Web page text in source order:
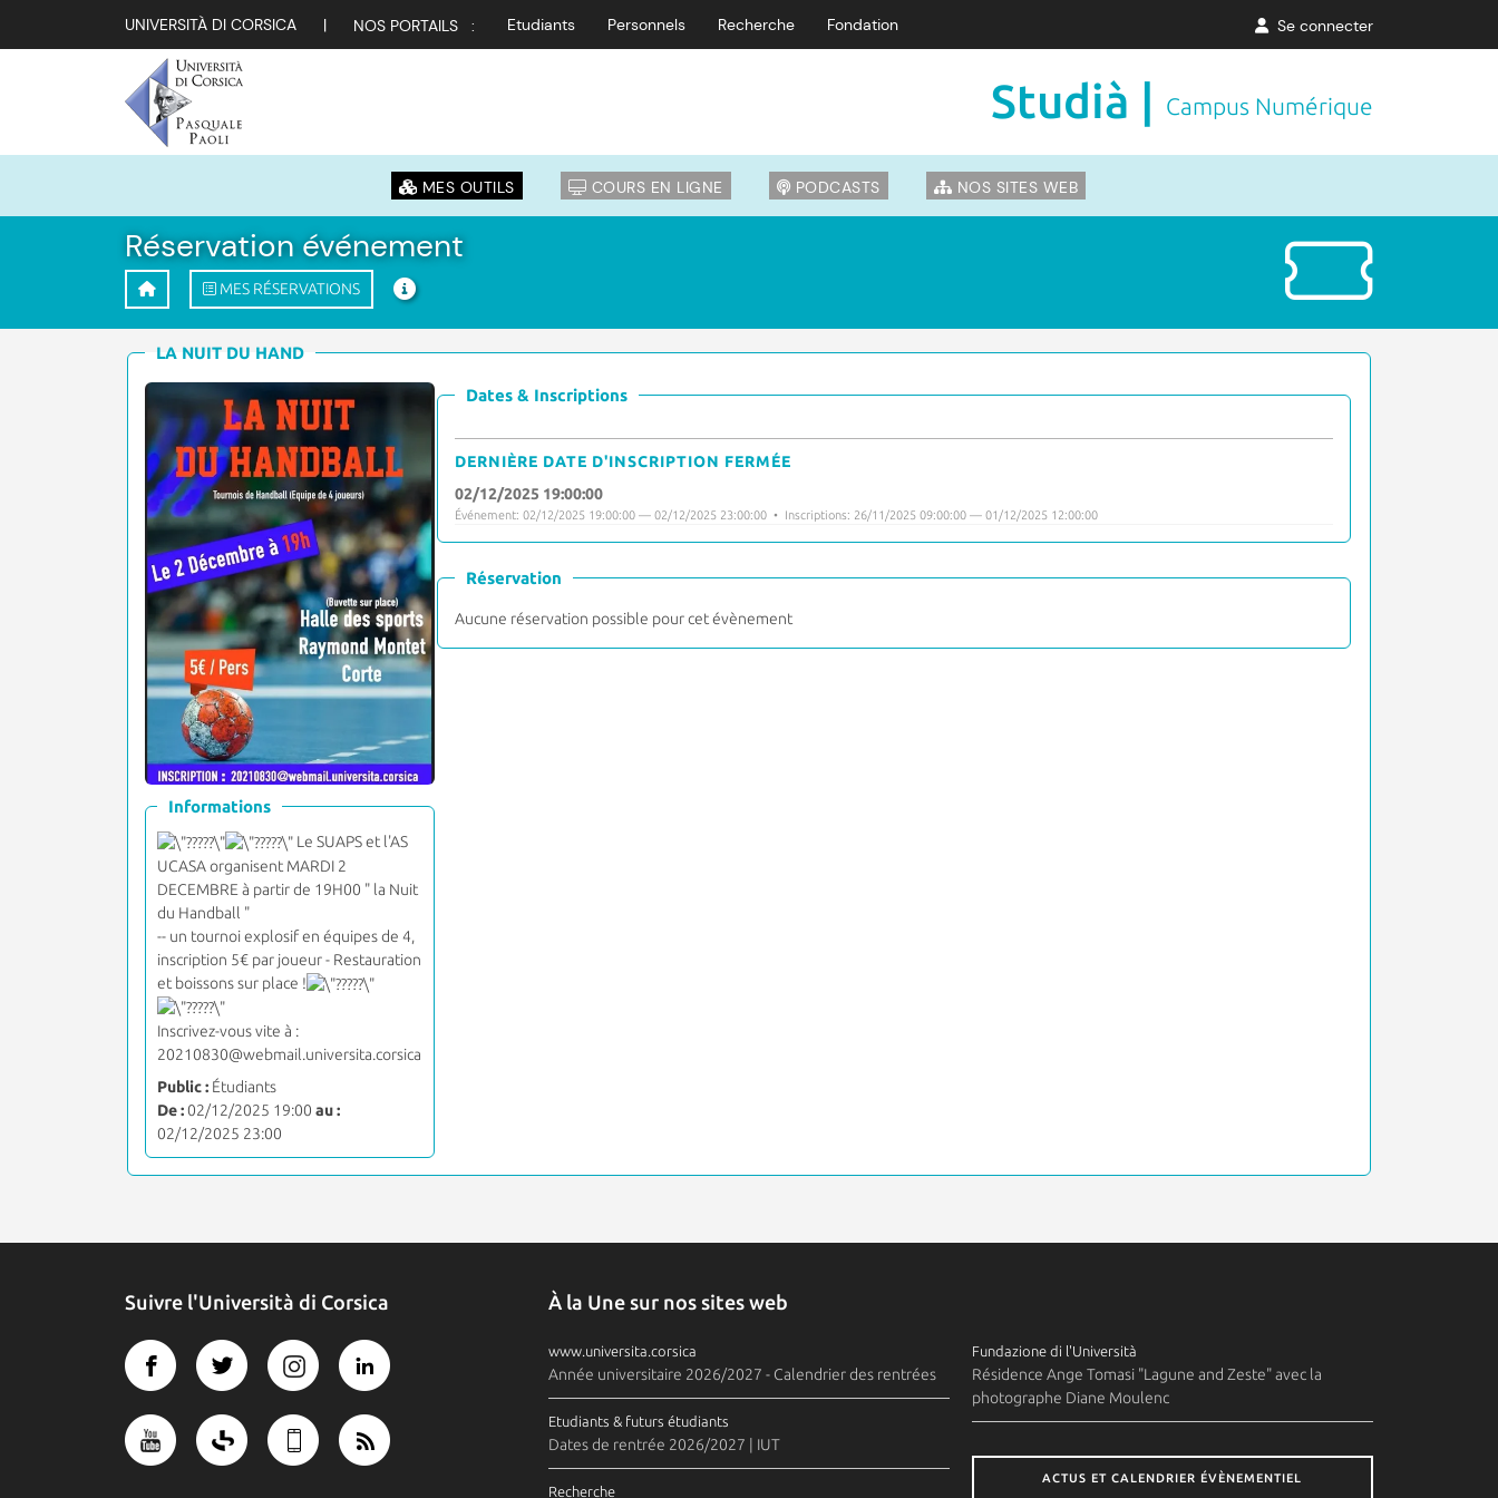
UNIVERSITÀ DI CORSICA | NOS PORTAILS : Etudiants Personnels Recherche Fondation Se connecter
Studià | Campus Numérique
MES OUTILS COURS EN LIGNE PODCASTS NOS SITES WEB
Réservation événement
MES RÉSERVATIONS
LA NUIT DU HAND
Informations
Le SUAPS et l'AS
UCASA organisent MARDI 2
DECEMBRE à partir de 19H00 " la Nuit
du Handball "
-- un tournoi explosif en équipes de 4,
inscription 5€ par joueur - Restauration
et boissons sur place !
Inscrivez-vous vite à :
20210830@webmail.universita.corsica
Public : Étudiants
De :02/12/2025 19:00 au :
02/12/2025 23:00
Dates & Inscriptions
DERNIÈRE DATE D'INSCRIPTION FERMÉE
02/12/2025 19:00:00
Événement: 02/12/2025 19:00:00 — 02/12/2025 23:00:00 • Inscriptions: 26/11/2025 09:00:00 — 01/12/2025 12:00:00
Réservation
Aucune réservation possible pour cet évènement
Suivre l'Università di Corsica À la Une sur nos sites web
www.universita.corsica
Année universitaire 2026/2027 - Calendrier des rentrées
Etudiants & futurs étudiants
Dates de rentrée 2026/2027 | IUT
Recherche
Fundazione di l'Università
Résidence Ange Tomasi "Lagune and Zeste" avec la
photographe Diane Moulenc
ACTUS ET CALENDRIER ÉVÈNEMENTIEL